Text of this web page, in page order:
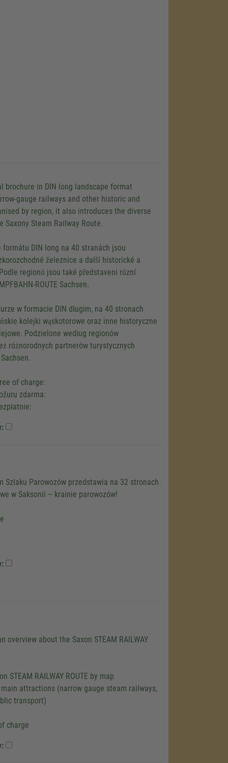
brochure in DIN long landscape format
gauge railways and other historic and
by region, it also introduces the diverse
Steam Railway Route.
DIN long na 40 stranách jsou
železnice a další historické a
regionů jsou také představeni různí
ROUTE Sachsen.
w formacie DIN długim, na 40 stronach
kolejki wąskotorowe oraz inne historyczne
Podzielone według regionów
różnorodnych partnerów turystycznych
of charge:
zdarma:
Szlaku Parowozów przedstawia na 32 stronach
w Saksonii – krainie parowozów!
overview about the Saxon STEAM RAILWAY
STEAM RAILWAY ROUTE by map
attractions (narrow gauge steam railways,
transport)
charge